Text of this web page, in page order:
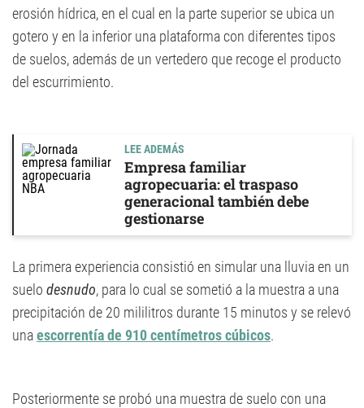
erosión hídrica, en el cual en la parte superior se ubica un
gotero y en la inferior una plataforma con diferentes tipos
de suelos, además de un vertedero que recoge el producto
del escurrimiento.
LEE ADEMÁS
Empresa familiar
agropecuaria: el traspaso
generacional también debe
gestionarse
La primera experiencia consistió en simular una lluvia en un
suelo desnudo, para lo cual se sometió a la muestra a una
precipitación de 20 mililitros durante 15 minutos y se relevó
unaescorrentía de 910 centímetros cúbicos.
Posteriormente se probó una muestra de suelo con una